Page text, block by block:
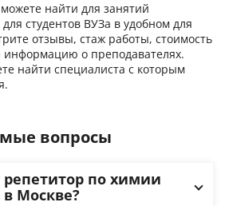
найти для занятий
студентов ВУЗа в удобном для
отзывы, стаж работы, стоимость
о преподавателях.
найти специалиста с которым
вопросы
репетитор по химии
Москве?